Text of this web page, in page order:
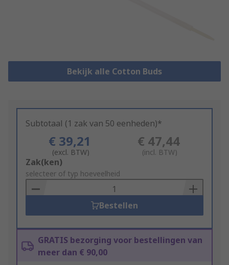
Bekijk alle Cotton Buds
Subtotaal (1 zak van 50 eenheden)*
€ 39,21
(excl. BTW)
€ 47,44
(incl. BTW)
Add
to
Basket
Zak(ken)
selecteer of typ hoeveelheid
Bestellen
GRATIS bezorging voor bestellingen van
meer dan € 90,00